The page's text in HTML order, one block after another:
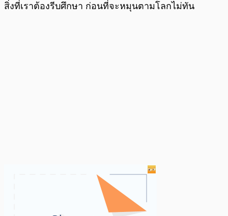
สิ่งที่เราต้องรีบศึกษา ก่อนที่จะหมุนตามโลกไม่ทัน